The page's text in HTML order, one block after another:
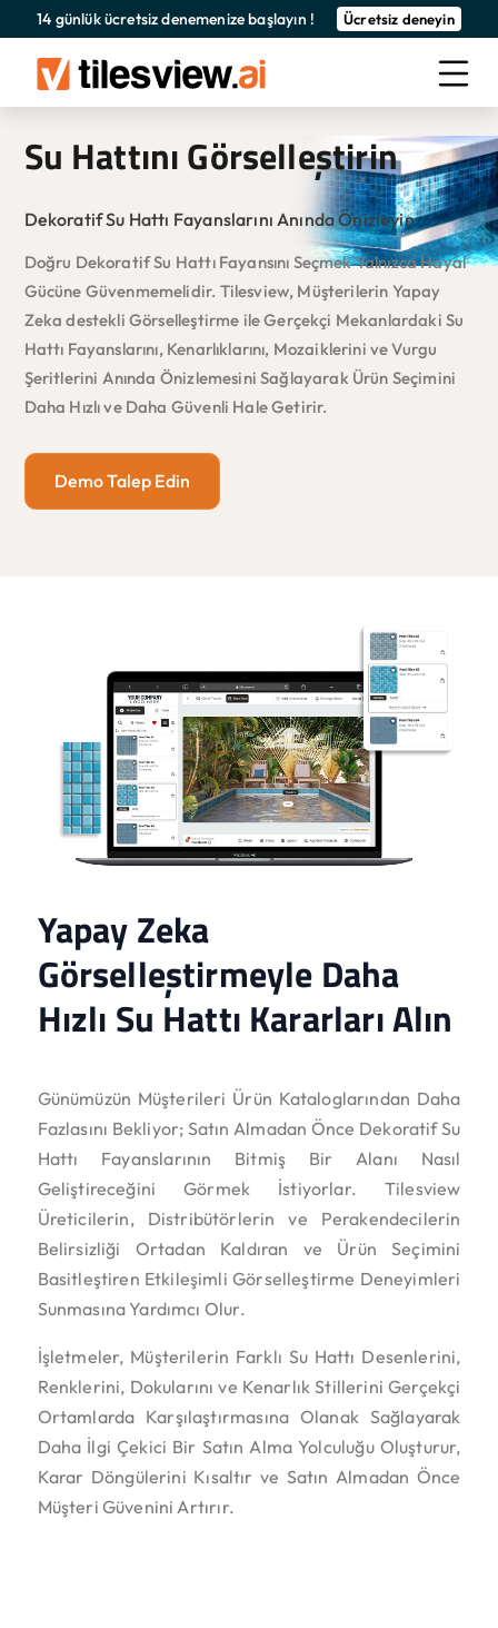
14 günlük ücretsiz denemenize başlayın ! Ücretsiz deneyin
Su Hattını Görselleştirin
Dekoratif Su Hattı Fayanslarını Anında Önizleyin
Doğru Dekoratif Su Hattı Fayansını Seçmek Yalnızca Hayal
Gücüne Güvenmemelidir. Tilesview, Müşterilerin Yapay
Zeka destekli Görselleştirme ile Gerçekçi Mekanlardaki Su
Hattı Fayanslarını, Kenarlıklarını, Mozaiklerini ve Vurgu
Şeritlerini Anında Önizlemesini Sağlayarak Ürün Seçimini
Daha Hızlı ve Daha Güvenli Hale Getirir.
Demo Talep Edin
Yapay Zeka
Görselleştirmeyle Daha
Hızlı Su Hattı Kararları Alın
Günümüzün Müşterileri Ürün Kataloglarından Daha
Fazlasını Bekliyor; Satın Almadan Önce Dekoratif Su
Hattı Fayanslarının Bitmiş Bir Alanı Nasıl
Geliştireceğini Görmek İstiyorlar. Tilesview
Üreticilerin, Distribütörlerin ve Perakendecilerin
Belirsizliği Ortadan Kaldıran ve Ürün Seçimini
Basitleştiren Etkileşimli Görselleştirme Deneyimleri
Sunmasına Yardımcı Olur.
İşletmeler, Müşterilerin Farklı Su Hattı Desenlerini,
Renklerini, Dokularını ve Kenarlık Stillerini Gerçekçi
Ortamlarda Karşılaştırmasına Olanak Sağlayarak
Daha İlgi Çekici Bir Satın Alma Yolculuğu Oluşturur,
Karar Döngülerini Kısaltır ve Satın Almadan Önce
Müşteri Güvenini Artırır.